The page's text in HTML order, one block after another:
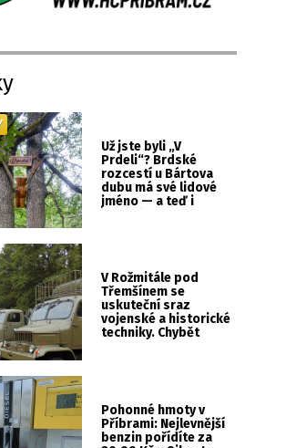
Už jste byli „V
Prdeli“? Brdské
rozcestí u Bártova
dubu má své lidové
jméno — a teď i
V Rožmitále pod
Třemšínem se
uskuteční sraz
vojenské a historické
techniky. Chybět
Pohonné hmoty v
Příbrami: Nejlevnější
benzin pořídíte za